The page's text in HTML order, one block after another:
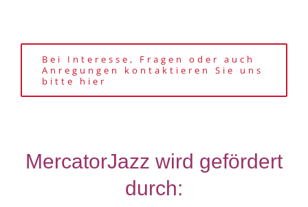
Bei Interesse, Fragen oder auch
Anregungen kontaktieren Sie uns
bitte hier
MercatorJazz wird gefördert
durch: